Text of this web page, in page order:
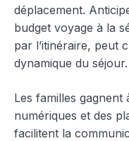
déplacement.
budget voyage à la
par l’itinéraire, peut
dynamique du séjour.
Les familles gagnent
numériques et des
facilitent la